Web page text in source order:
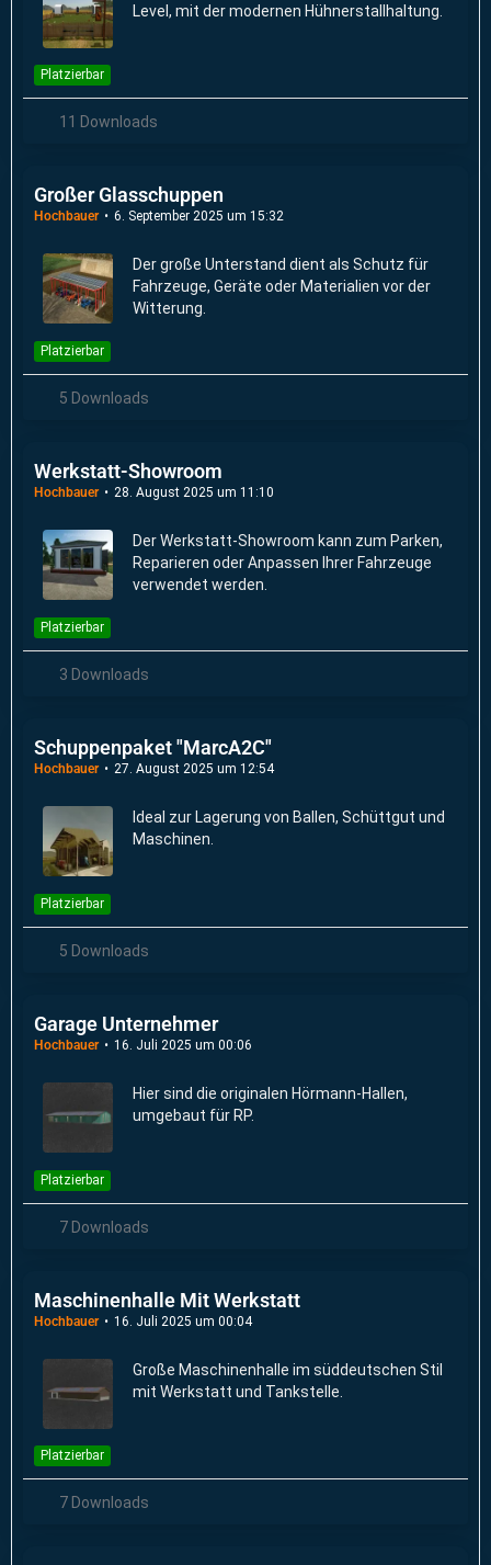
Level, mit der modernen Hühnerstallhaltung.
Platzierbar
11 Downloads
Großer Glasschuppen
Hochbauer 6. September 2025 um 15:32
Der große Unterstand dient als Schutz für
Fahrzeuge, Geräte oder Materialien vor der
Witterung.
Platzierbar
5 Downloads
Werkstatt-Showroom
Hochbauer 28. August 2025 um 11:10
Der Werkstatt-Showroom kann zum Parken,
Reparieren oder Anpassen Ihrer Fahrzeuge
verwendet werden.
Platzierbar
3 Downloads
Schuppenpaket "MarcA2C"
Hochbauer 27. August 2025 um 12:54
Ideal zur Lagerung von Ballen, Schüttgut und
Maschinen.
Platzierbar
5 Downloads
Garage Unternehmer
Hochbauer 16. Juli 2025 um 00:06
Hier sind die originalen Hörmann-Hallen,
umgebaut für RP.
Platzierbar
7 Downloads
Maschinenhalle Mit Werkstatt
Hochbauer 16. Juli 2025 um 00:04
Große Maschinenhalle im süddeutschen Stil
mit Werkstatt und Tankstelle.
Platzierbar
7 Downloads